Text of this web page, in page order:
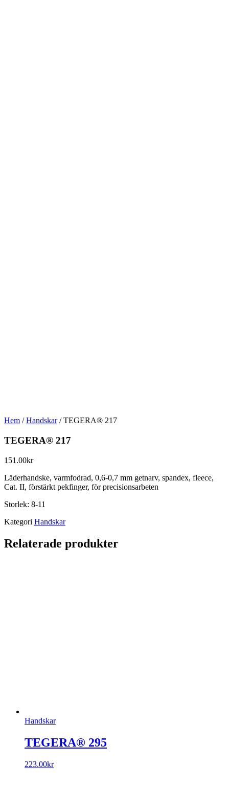
Hem /Handskar/ TEGERA® 217
TEGERA® 217
151.00kr
Läderhandske, varmfodrad, 0,6-0,7 mm getnarv, spandex, fleece,
Cat. II, förstärkt pekfinger, för precisionsarbeten
Storlek: 8-11
Kategori Handskar
Relaterade produkter
Handskar
TEGERA® 295
223.00kr